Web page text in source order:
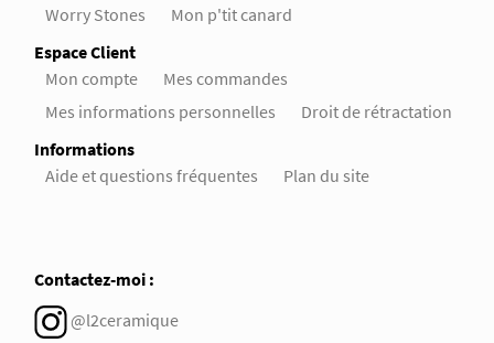
Worry Stones
Mon p'tit canard
Espace Client
Mon compte
Mes commandes
Mes informations personnelles
Droit de rétractation
Informations
Aide et questions fréquentes
Plan du site
Contactez-moi :
@l2ceramique